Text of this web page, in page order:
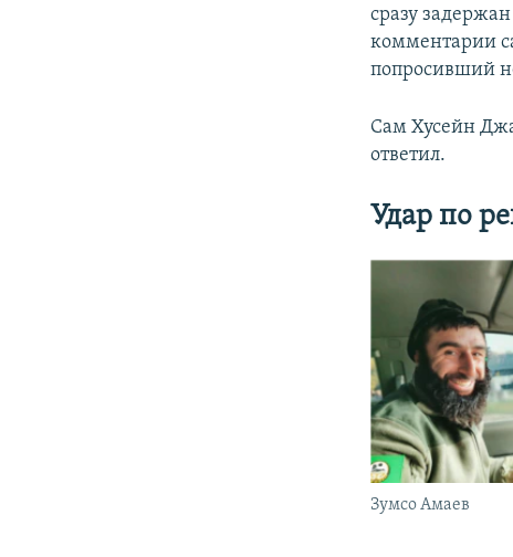
сразу
комментарии
попросивший
Сам Хусейн
ответил.
Удар по
Зумсо Амаев